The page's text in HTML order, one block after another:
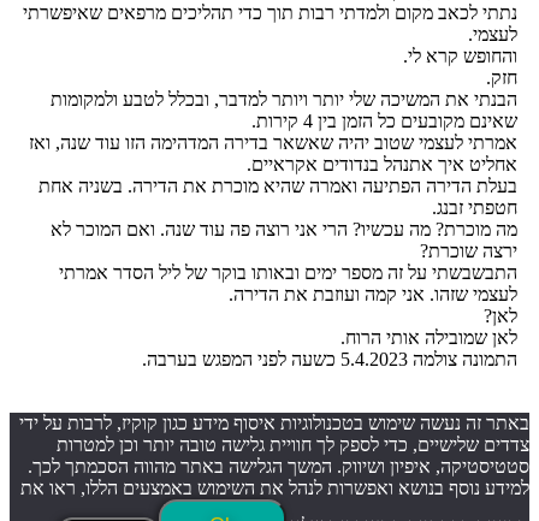
נתתי לכאב מקום ולמדתי רבות תוך כדי תהליכים מרפאים שאיפשרתי
לעצמי.
והחופש קרא לי.
חזק.
הבנתי את המשיכה שלי יותר ויותר למדבר, ובכלל לטבע ולמקומות
שאינם מקובעים כל הזמן בין 4 קירות.
אמרתי לעצמי שטוב יהיה שאשאר בדירה המדהימה הזו עוד שנה, ואז
אחליט איך אתנהל בנדודים אקראיים.
בעלת הדירה הפתיעה ואמרה שהיא מוכרת את הדירה. בשניה אחת
חטפתי זבנג.
מה מוכרת? מה עכשיו? הרי אני רוצה פה עוד שנה. ואם המוכר לא
ירצה שוכרת?
התבשבשתי על זה מספר ימים ובאותו בוקר של ליל הסדר אמרתי
לעצמי שזהו. אני קמה ועוזבת את הדירה.
לאן?
לאן שמובילה אותי הרוח.
התמונה צולמה 5.4.2023 כשעה לפני המפגש בערבה.
באתר זה נעשה שימוש בטכנולוגיות איסוף מידע כגון קוקיז, לרבות על ידי
צדדים שלישיים, כדי לספק לך חוויית גלישה טובה יותר וכן למטרות
סטטיסטיקה, איפיון ושיווק. המשך הגלישה באתר מהווה הסכמתך לכך.
למידע נוסף בנושא ואפשרות לנהל את השימוש באמצעים הללו, ראו את